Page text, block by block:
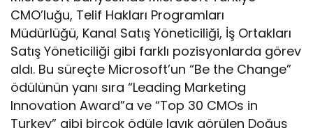
CMO’luğu, Telif Hakları Programları
Müdürlüğü, Kanal Satış Yöneticiliği, İş Ortakları
Satış Yöneticiliği gibi farklı pozisyonlarda görev
aldı. Bu süreçte Microsoft’un “Be the Change”
ödülünün yanı sıra “Leading Marketing
Innovation Award”a ve “Top 30 CMOs in
Turkey” gibi birçok ödüle layık görülen Doğuş